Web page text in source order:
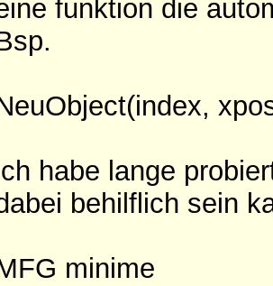
funktion die
habe lange
behilflich sein
minime